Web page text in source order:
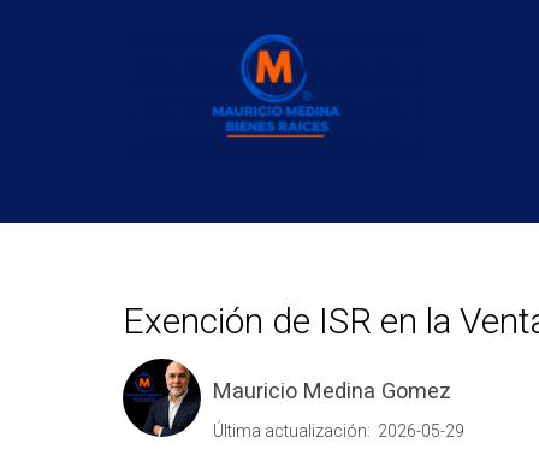
Exención de ISR en la
Mauricio Medina Gomez
Última actualización: 2026-05-29